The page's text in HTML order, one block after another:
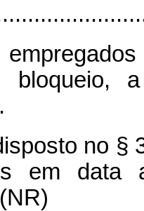
bloqueio,
no §
em data